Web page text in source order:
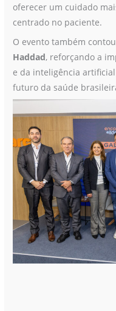
oferecer um cuidado
centrado no paciente.
O evento também
Haddad, reforçando a
e da inteligência
futuro da saúde